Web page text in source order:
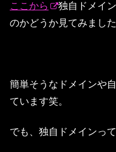
ここから
独自ドメイ
のかどうか見てみました
簡単そうなドメインや
ています笑。
でも、独自ドメインっ